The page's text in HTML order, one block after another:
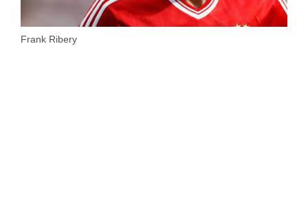
Frank Ribery